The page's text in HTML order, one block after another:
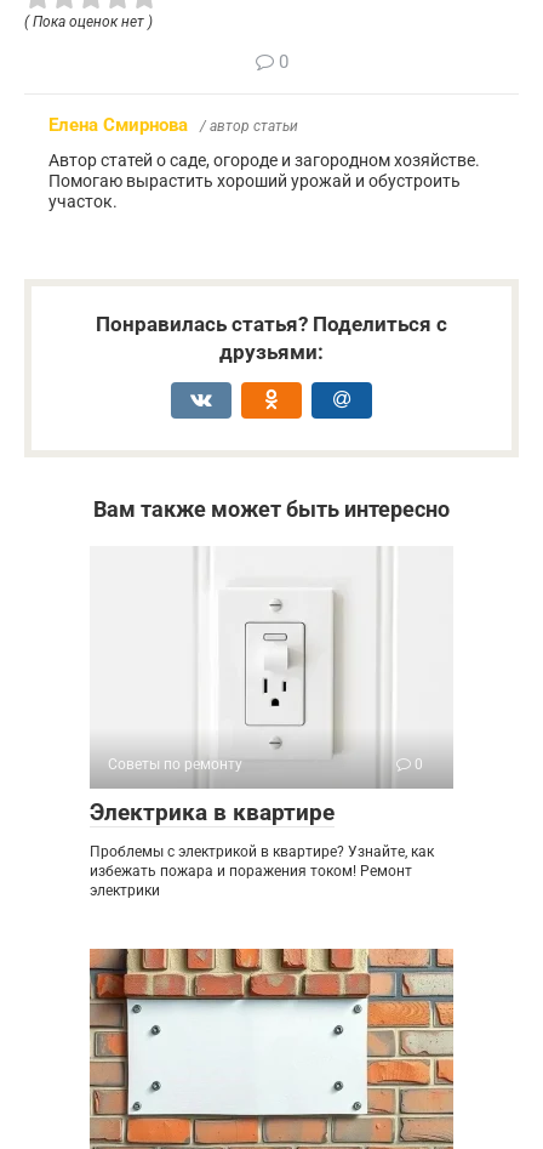
( Пока оценок нет )
0
Елена Смирнова / автор статьи
Автор статей о саде, огороде и загородном хозяйстве.
Помогаю вырастить хороший урожай и обустроить
участок.
Понравилась статья? Поделиться с
друзьями:
Вам также может быть интересно
Советы по ремонту 0
Электрика в квартире
Проблемы с электрикой в квартире? Узнайте, как
избежать пожара и поражения током! Ремонт
электрики